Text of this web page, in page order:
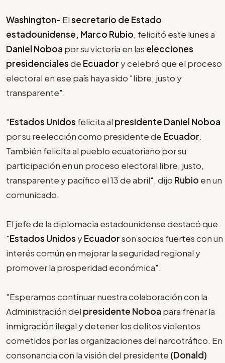
Washington- Elsecretario de Estado
estadounidense, Marco Rubio, felicitó este lunes a
Daniel Noboa por su victoria en las elecciones
presidencialesde Ecuador y celebró que el proceso
electoral en ese país haya sido "libre, justo y
transparente".
"Estados Unidos felicita al presidente Daniel Noboa
por su reelección como presidente de Ecuador.
También felicita al pueblo ecuatoriano por su
participación en un proceso electoral libre, justo,
transparente y pacífico el 13 de abril", dijo Rubio en un
comunicado.
El jefe de la diplomacia estadounidense destacó que
"Estados Unidos yEcuadorson socios fuertes con un
interés común en mejorar la seguridad regional y
promover la prosperidad económica".
"Esperamos continuar nuestra colaboración con la
Administración del presidente Noboa para frenar la
inmigración ilegal y detener los delitos violentos
cometidos por las organizaciones del narcotráfico. En
consonancia con la visión del presidente (Donald)